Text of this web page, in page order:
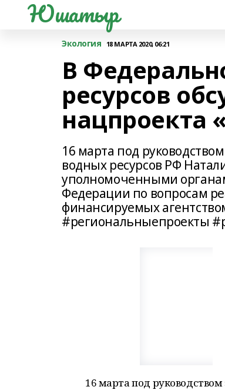
Юшатыр
Экология 18 МАРТА 2020, 06:21
В
ресурсов
нацпроекта
16 марта под
водных ресурсов РФ
уполномоченными
Федерации по вопросам
финансируемых
#региональныепроекты
16 марта под